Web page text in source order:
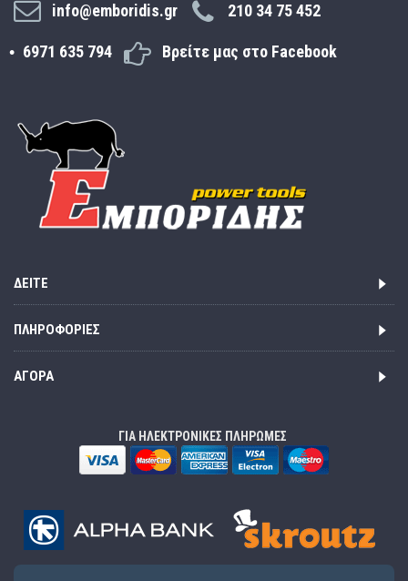
info@emboridis.gr
210 34 75 452
6971 635 794 Βρείτε μας στο Facebook
ΔΕΊΤΕ
ΠΛΗΡΟΦΟΡΊΕΣ
ΑΓΟΡΆ
ΓΙΑ ΗΛΕΚΤΡΟΝΙΚΕΣ ΠΛΗΡΩΜΕΣ